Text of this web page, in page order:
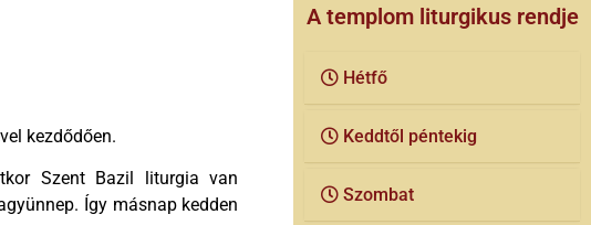
kezdődően.
Szent Bazil liturgia van
Így másnap kedden
A templom liturgikus rendje
Hétfő
Keddtől péntekig
Szombat